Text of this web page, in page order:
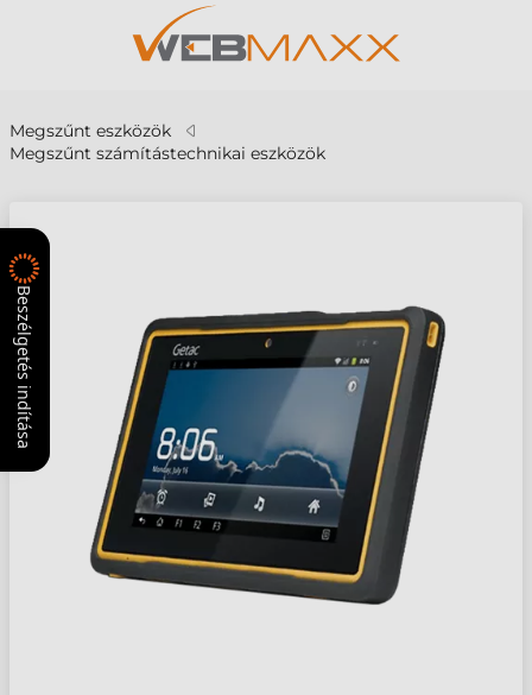
Megszűnt eszközök
Megszűnt számítástechnikai eszközök
Beszélgetés indítása